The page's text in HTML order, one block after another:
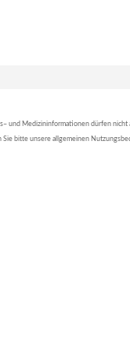
und Medizininformationen dürfen nicht
bitte unsere allgemeinen